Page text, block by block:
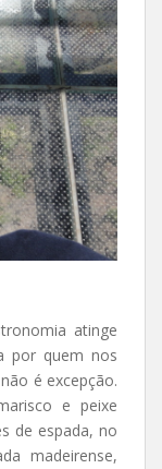
atinge
por quem nos
é excepção.
e peixe
de espada, no
madeirense,